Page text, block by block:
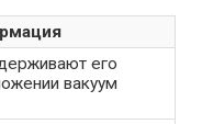
его
вакуум